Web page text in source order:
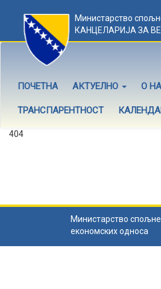
Министарство
КАНЦЕЛАРИЈА ЗА
ПОЧЕТНА АКТУЕЛНО О
ТРАНСПАРЕНТНОСТ
404
Министарство спољне
економских односа